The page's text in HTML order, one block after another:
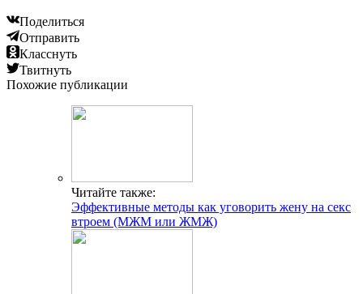
Поделиться
Отправить
Класснуть
Твитнуть
Похожие публикации
Читайте также:
Эффективные методы как уговорить жену на секс
втроем (МЖМ или ЖМЖ)